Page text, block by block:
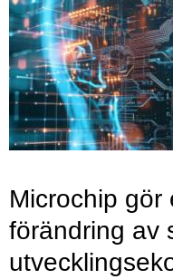
Microchip gör
förändring av